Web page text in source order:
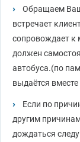
Обращаем
встречает
сопровождает к
должен
автобуса.(по
выдаётся
Если по
другим
дождаться